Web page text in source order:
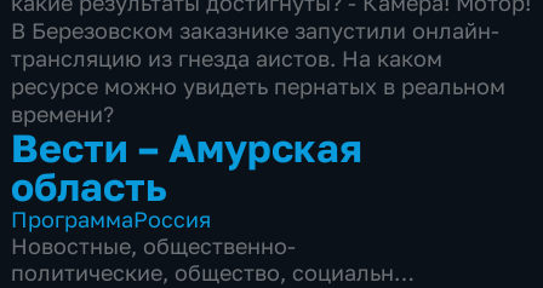
В Березовском заказнике запустили онлайн-
трансляцию из гнезда аистов. На каком
ресурсе можно увидеть пернатых в реальном
времени?
Вести – Амурская
область
ПрограммаРоссия
Новостные, общественно-
политические, общество, социально-